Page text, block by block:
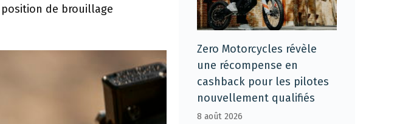
position de brouillage
Zero Motorcycles révèle
une récompense en
cashback pour les pilotes
nouvellement qualifiés
8 août 2026